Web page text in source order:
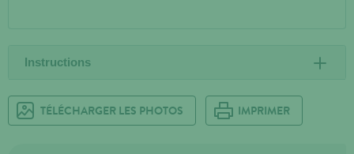
Instructions
TÉLÉCHARGER LES PHOTOS IMPRIMER